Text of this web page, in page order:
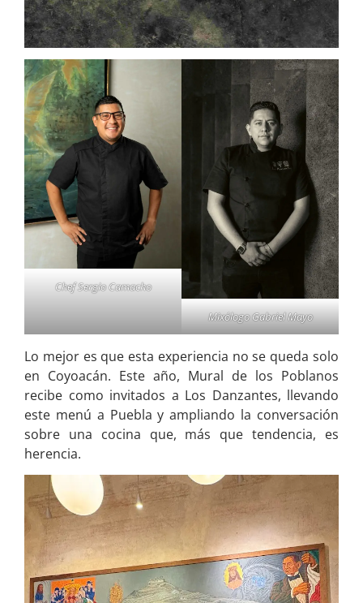
Chef Sergio Camacho
Mixólogo Gabriel Mayo
Lo mejor es que esta experiencia no se queda solo
en Coyoacán. Este año, Mural de los Poblanos
recibe como invitados a Los Danzantes, llevando
este menú a Puebla y ampliando la conversación
sobre una cocina que, más que tendencia, es
herencia.